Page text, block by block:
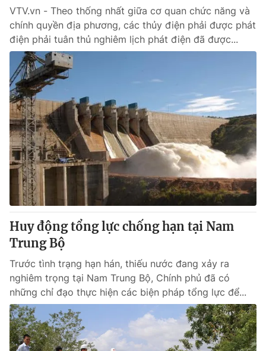
VTV.vn - Theo thống nhất giữa cơ quan chức năng và
chính quyền địa phương, các thủy điện phải được phát
điện phải tuân thủ nghiêm lịch phát điện đã được...
Huy động tổng lực chống hạn tại Nam
Trung Bộ
Trước tình trạng hạn hán, thiếu nước đang xảy ra
nghiêm trọng tại Nam Trung Bộ, Chính phủ đã có
những chỉ đạo thực hiện các biện pháp tổng lực để...